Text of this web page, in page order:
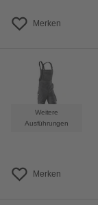
Merken
Weitere
Ausführungen
Merken